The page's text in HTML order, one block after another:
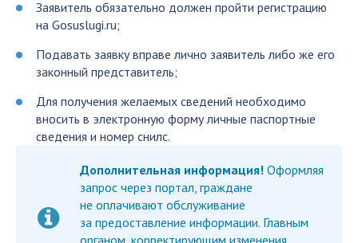
Заявитель обязательно должен пройти регистрацию
на Gosuslugi.ru;
Подавать заявку вправе лично заявитель либо же его
законный представитель;
Для получения желаемых сведений необходимо
вносить в электронную форму личные паспортные
сведения и номер снилс.
Дополнительная информация! Оформляя
запрос через портал, граждане
не оплачивают обслуживание
за предоставление информации. Главным
органом, корректирующим изменения